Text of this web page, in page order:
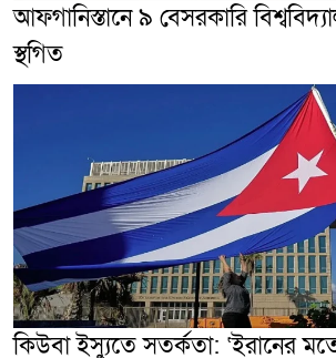
আফগানিস্তানে ৯ বেসরকারি
স্থগিত
কিউবা ইস্যুতে সতর্কতা: ‘ইরানের